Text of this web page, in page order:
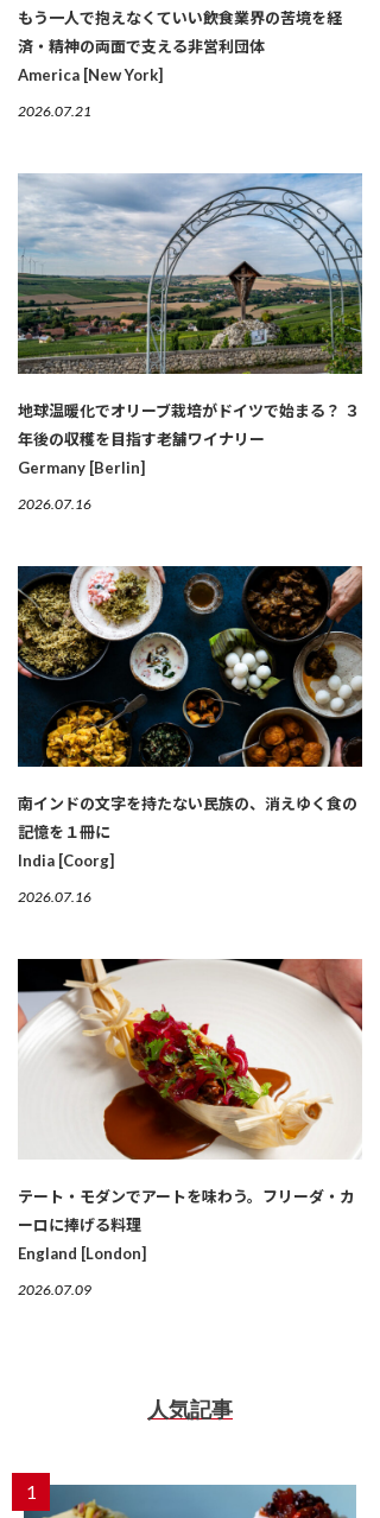
もう一人で抱えなくていい――飲食業界の苦境を経
済・精神の両面で支える非営利団体
America [New York]
2026.07.21
地球温暖化でオリーブ栽培がドイツで始まる？ ３
年後の収穫を目指す老舗ワイナリー
Germany [Berlin]
2026.07.16
南インドの文字を持たない民族の、消えゆく食の
記憶を１冊に
India [Coorg]
2026.07.16
テート・モダンでアートを味わう。フリーダ・カ
ーロに捧げる料理
England [London]
2026.07.09
人気記事
1